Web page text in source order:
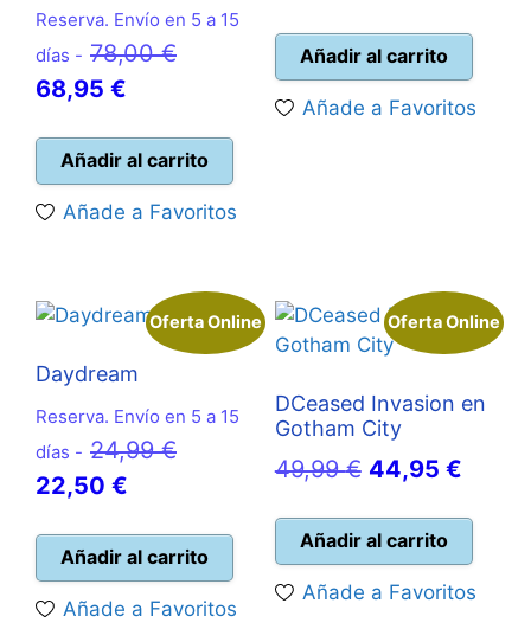
Reserva. Envío en 5 a 15
días - 78,00€El
era:
78,00 €.
68,95 €
actual
es:
68,95 €.
Añadir al carrito
Añade a Favoritos
era:
45,00 €.
actual
es:
39,95 €.
Añadir al carrito
Añade a Favoritos
Oferta Online
Daydream
Reserva. Envío en 5 a 15
días - 24,99€El
era:
24,99 €.
22,50 €
actual
es:
22,50 €.
Añadir al carrito
Añade a Favoritos
Oferta Online
DCeased Invasion en
Gotham City
49,99€ El
original
era:
49,99 €.
44,95 €El
es:
Añadir al carrito
Añade a Favoritos